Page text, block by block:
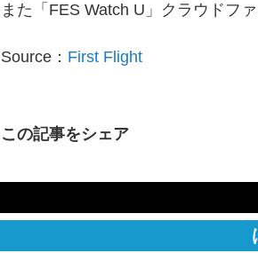
また「FES Watch U」クラウドフ
Source： First Flight
この記事をシェア